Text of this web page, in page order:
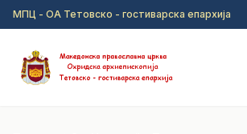
Прејди на главна содржина
МПЦ - ОА Тетовско - гостиварска епархија